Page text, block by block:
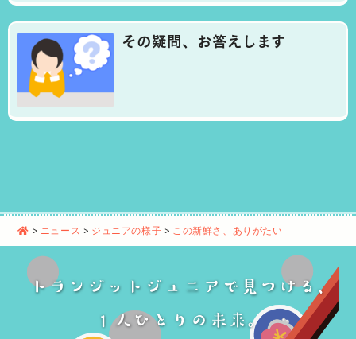
その疑問、お答えします
> ニュース > ジュニアの様子 > この新鮮さ、ありがたい